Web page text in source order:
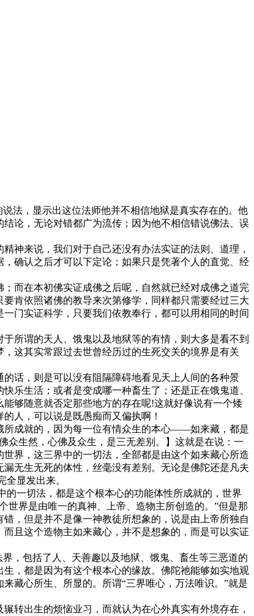
法，显示出这位法师他并不相信地狱是真实存在的。他
论，无论对错都广为流传；因为他不相信错说佛法、误
来说，我们对于自己还没有办法实证的法则、道理，
确认之后才可以下定论；如果只是凭著个人的直觉、经
而在本初佛实证成佛之后呢，自然就已经对成佛之道完
肯依照诸佛的教导来次第修学，同样都只需要经过三大
门实证科学，只要我们依教奉行，都可以用相同的时间
所谓的天人、饿鬼以及地狱等的有情，则大多是看不到
这其实常跟过去世曾经历过的生死交关的境界是有关
话，则是可以没有阻隔障碍地看见天上人间的各种景
乐生活；或者是变成哪一种畜生了；还是正在饿鬼道、
够随意就否定那些地方的存在呢!这就好像说有一个矮
人，可以说是既愚痴而又偏执啊！
成就的，因为每一位有情众生的本心——如来藏，都是
众生然，心佛及众生，是三无差别。】这就是在说：一
界，这三界中的一切法，全部都是由这个如来藏心所造
无生无死的体性，丝毫没有差别。无论是佛陀还是凡夫
显发出来。
一切法，都是这个根本心的功能体性所成就的，世界
世界是由唯一的真神、上帝、造物主所创造的。”但是那
，但是并不是像一神教徒所想象的，说是由上帝所独自
且这个造物主如来藏心，并不是想象的，而是可以实证
，包括了人、天善趣以及地狱、饿鬼、畜生等三恶道的
，都是因为有这个根本心的缘故。佛陀祂能够如实地观
藏心所生、所显的。所谓“三界唯心，万法唯识。”就是
出生的烦恼业习，而就认为在心外真实有外境存在，